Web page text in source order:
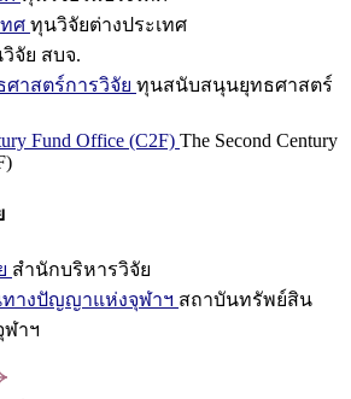
ศ ทุนวิจัยต่างประเทศ
จัย สบจ.
าสตร์การวิจัย ทุนสนับสนุนยุทธศาสตร์
Fund Office (C2F) The Second Century
สำนักบริหารวิจัย
างปัญญาแห่งจุฬาฯ สถาบันทรัพย์สิน
าฯ